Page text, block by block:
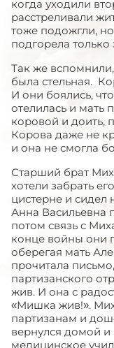
когда уходили
расстреливали
тоже подожгли,
подгорела только
Так же
была стельная.
И они боялись,
отелилась и мать
коровой и доить,
Корова даже не
и она не смогла
Старший брат
хотели забрать
цистерне и сидел
Анна Васильевна
потом связь с
конце войны они
оберегая мать
прочитала
партизанского
жив. И она с
«Мишка жив!».
партизанам и
вернулся домой и
медицинское